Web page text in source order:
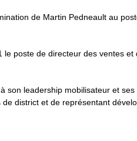
de Martin Pedneault au
poste de directeur des ventes
leadership mobilisateur et
district et de représentant